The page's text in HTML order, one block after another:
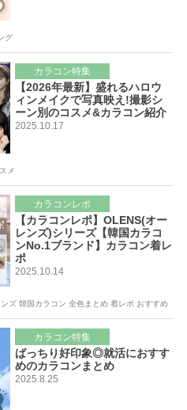
グ
カラコン特集
【2026年最新】盛れるハロウ
ィンメイクで写真映え!撮影シ
ーン別のコスメ&カラコン紹介
2025.10.17
メ
カラコンレポ
【カラコンレポ】OLENS(オー
レンズ)シリーズ【韓国カラコ
ンNo.1ブランド】カラコン着レ
ポ
2025.10.14
ズ 韓国カラコン 全色まとめ 着レポ おすすめ
カラコン特集
ばっちり好印象◎就活におすす
めのカラコンまとめ
2025.8.25